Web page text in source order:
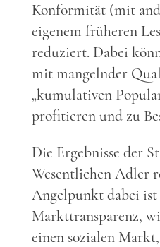
Konformität (mit
eigenem früheren
reduziert. Dabei
mit mangelnder
„kumulativen
profitieren und zu
Die Ergebnisse der
Wesentlichen Adler
Angelpunkt dabei ist
Markttransparenz,
einen sozialen